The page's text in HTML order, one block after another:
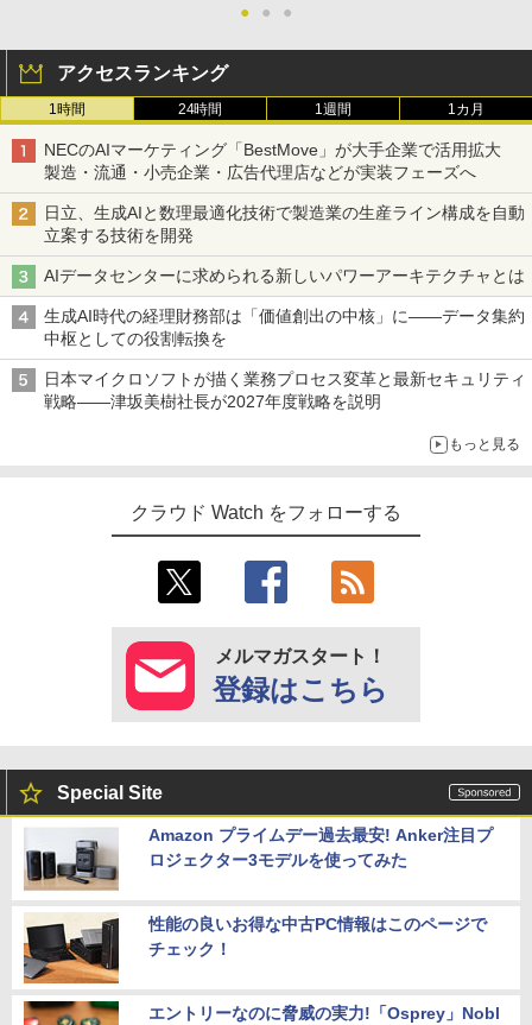
●
● ●
アクセスランキング
1時間 24時間 1週間 1カ月
NECのAIマーケティング「BestMove」が大手企業で活用拡大
製造・流通・小売企業・広告代理店などが実装フェーズへ
日立、生成AIと数理最適化技術で製造業の生産ライン構成を自動
立案する技術を開発
AIデータセンターに求められる新しいパワーアーキテクチャとは
生成AI時代の経理財務部は「価値創出の中核」に――データ集約
中枢としての役割転換を
日本マイクロソフトが描く業務プロセス変革と最新セキュリティ
戦略――津坂美樹社長が2027年度戦略を説明
もっと見る
クラウド Watch をフォローする
メルマガスタート！
登録はこちら
Special Site
Amazon プライムデー過去最安! Anker注目プ
ロジェクター3モデルを使ってみた
性能の良いお得な中古PC情報はこのページで
チェック！
エントリーなのに脅威の実力!「Osprey」Nobl